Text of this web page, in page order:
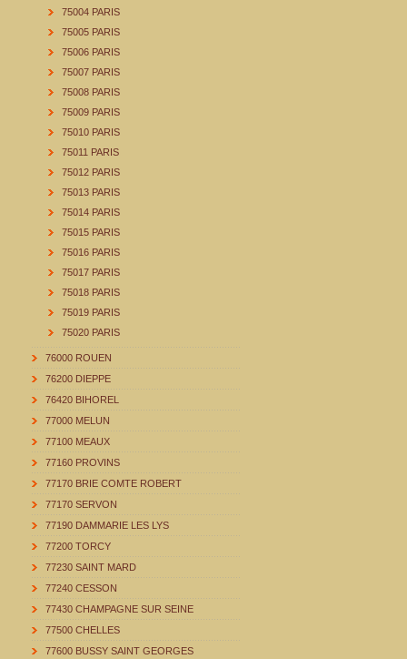
75004 PARIS
75005 PARIS
75006 PARIS
75007 PARIS
75008 PARIS
75009 PARIS
75010 PARIS
75011 PARIS
75012 PARIS
75013 PARIS
75014 PARIS
75015 PARIS
75016 PARIS
75017 PARIS
75018 PARIS
75019 PARIS
75020 PARIS
76000 ROUEN
76200 DIEPPE
76420 BIHOREL
77000 MELUN
77100 MEAUX
77160 PROVINS
77170 BRIE COMTE ROBERT
77170 SERVON
77190 DAMMARIE LES LYS
77200 TORCY
77230 SAINT MARD
77240 CESSON
77430 CHAMPAGNE SUR SEINE
77500 CHELLES
77600 BUSSY SAINT GEORGES